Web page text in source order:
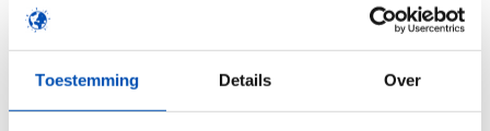
Toestemming Details Over
kabinetsambities voor innovatie en biotech.